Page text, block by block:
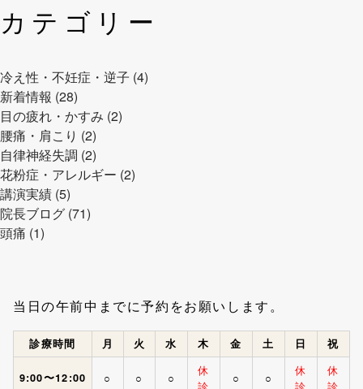
カテゴリー
冷え性・不妊症・逆子 (4)
新着情報 (28)
目の疲れ・かすみ (2)
腰痛・肩こり (2)
自律神経失調 (2)
花粉症・アレルギー (2)
講演実績 (5)
院長ブログ (71)
頭痛 (1)
当日の午前中までに予約をお願いします。
診療時間 月 火 水 木 金 土 日 祝
9:00〜12:00 ○ ○ ○
休
○ ○
休
休